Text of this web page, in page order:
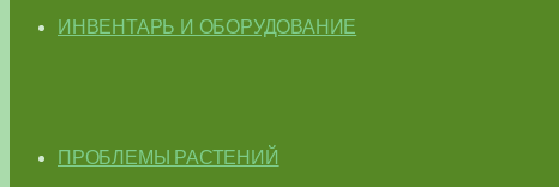
ИНВЕНТАРЬ И ОБОРУДОВАНИЕ
ПРОБЛЕМЫ РАСТЕНИЙ